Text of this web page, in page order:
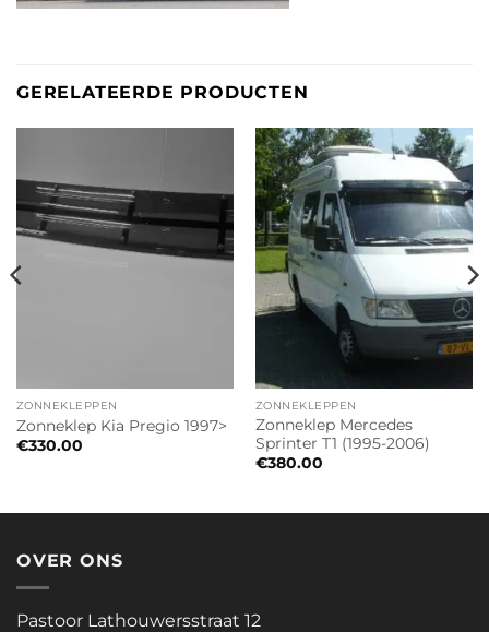
GERELATEERDE PRODUCTEN
ZONNEKLEPPEN
Zonneklep Kia Pregio 1997>
€330.00
ZONNEKLEPPEN
Zonneklep Mercedes
Sprinter T1 (1995-2006)
€380.00
OVER ONS
Pastoor Lathouwersstraat 12